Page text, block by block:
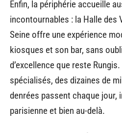
Enfin, la périphérie accueille
incontournables : la Halle
Seine offre une expérience
kiosques et son bar, sans
d’excellence que reste
spécialisés, des dizaines de
denrées passent chaque jour,
parisienne et bien au-delà.